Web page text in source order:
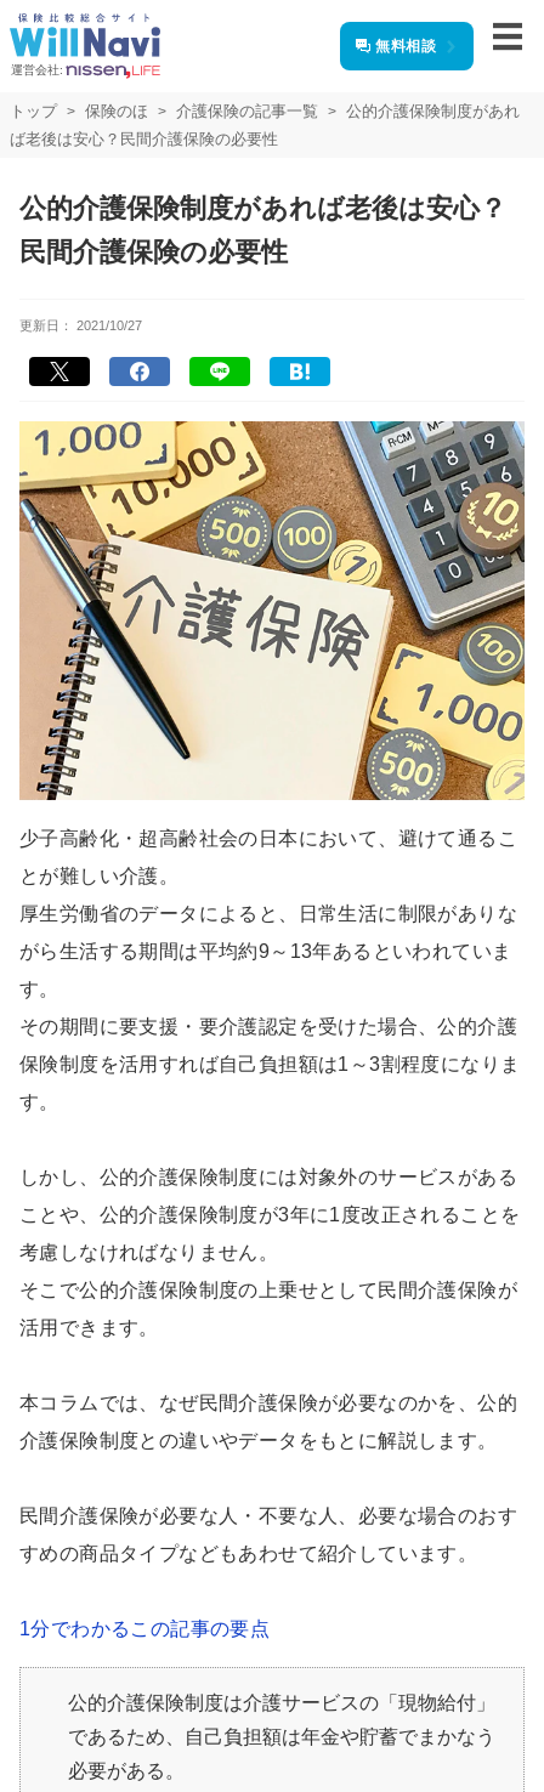
運営会社:
無料相談
トップ 保険のほ 介護保険の記事一覧
公的介護保険制度があれ
ば老後は安心？民間介護保険の必要性
公的介護保険制度があれば老後は安心？
民間介護保険の必要性
更新日： 2021/10/27
少子高齢化・超高齢社会の日本において、避けて通るこ
とが難しい介護。
厚生労働省のデータによると、日常生活に制限がありな
がら生活する期間は平均約9～13年あるといわれていま
す。
その期間に要支援・要介護認定を受けた場合、公的介護
保険制度を活用すれば自己負担額は1～3割程度になりま
す。
しかし、公的介護保険制度には対象外のサービスがある
ことや、公的介護保険制度が3年に1度改正されることを
考慮しなければなりません。
そこで公的介護保険制度の上乗せとして民間介護保険が
活用できます。
本コラムでは、なぜ民間介護保険が必要なのかを、公的
介護保険制度との違いやデータをもとに解説します。
民間介護保険が必要な人・不要な人、必要な場合のおす
すめの商品タイプなどもあわせて紹介しています。
1分でわかるこの記事の要点
公的介護保険制度は介護サービスの「現物給付」
であるため、自己負担額は年金や貯蓄でまかなう
必要がある。